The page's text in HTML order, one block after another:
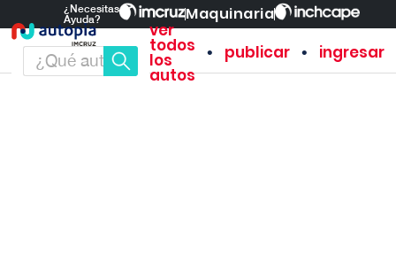
¿Necesitas
Ayuda?
Maquinaria
ver
todos
los
autos
• publicar • ingresar